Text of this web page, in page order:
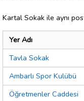
Kartal Sokak ile aynı
Yer Adı
Tavla Sokak
Ambarlı Spor Kulübü
Öğretmenler Caddesi